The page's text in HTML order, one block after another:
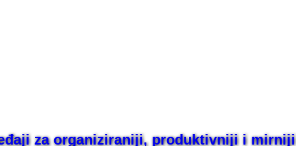
za organiziraniji, produktivniji i mirniji